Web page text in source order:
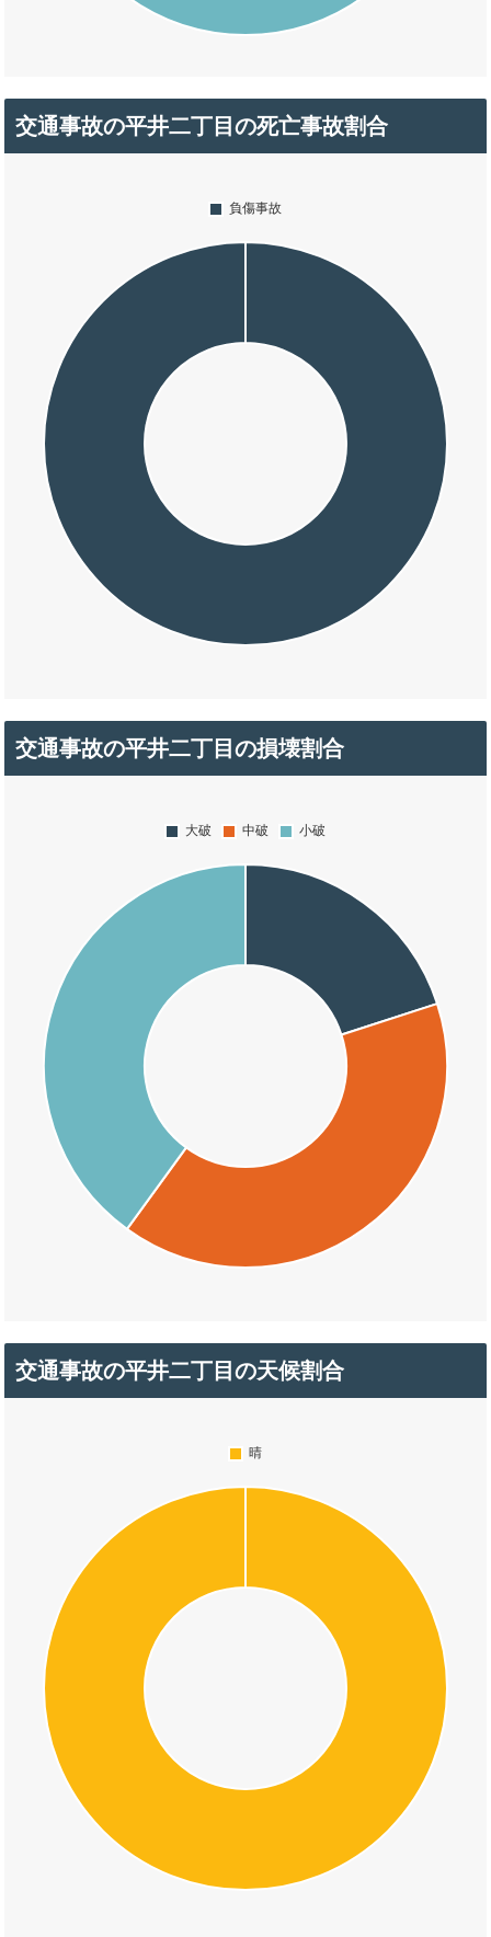
交通事故の平井二丁目の死亡事故割合
交通事故の平井二丁目の損壊割合
交通事故の平井二丁目の天候割合